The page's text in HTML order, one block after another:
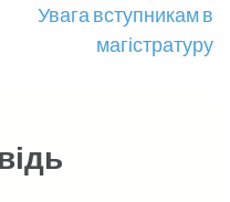
Увага вступникам в
магістратуру